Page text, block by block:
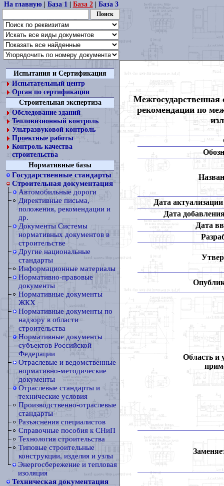
На главную| База 1| База 2| База 3
Испытания и Сертификация
Испытательный центр
Орган по сертификации
Строительная экспертиза
Обследование зданий
Тепловизионный контроль
Ультразвуковой контроль
Проектные работы
Контроль качества
строительства
Нормативные базы
Государственные стандарты
Строительная документация
Автомобильные дороги
Директивные письма,
положения, рекомендации и
др.
Документы Системы
нормативных документов в
строительстве
Другие национальные
стандарты
Информационные материалы
Нормативно-правовые
документы
Нормативные документы
ЖКХ
Нормативные документы по
надзору в области
строительства
Нормативные документы
субъектов Российской
Федерации
Отраслевые и ведомственные
нормативно-методические
документы
Отраслевые стандарты и
технические условия
Производственно-отраслевые
стандарты
Разъяснения специалистов
Справочные пособия к СНиП
Технология строительства
Типовые строительные
конструкции, изделия и узлы
Энергосбережение и тепловая
изоляция
Техническая документация
Межгосударственная
рекомендации по
Дата
Дата
Дата
Область и